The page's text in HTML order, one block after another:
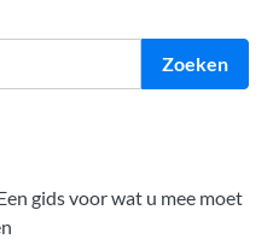
Zoeken
gids voor wat u mee moet